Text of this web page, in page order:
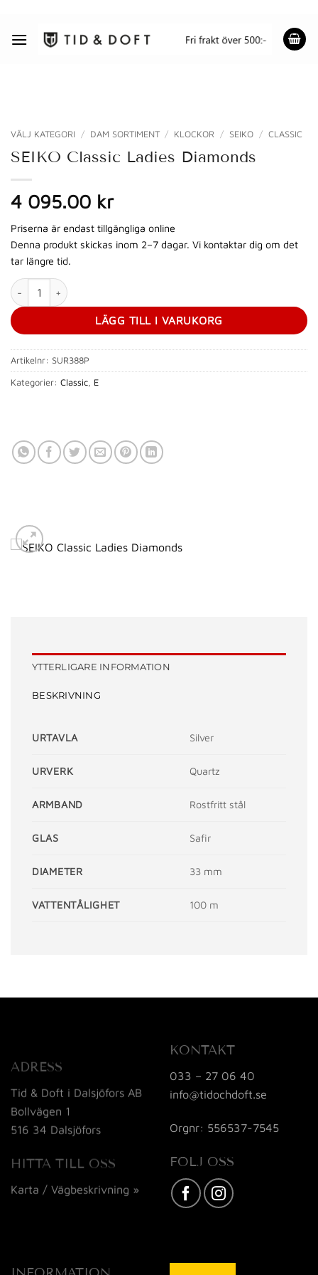
content
VÄLJ KATEGORI / DAM SORTIMENT / KLOCKOR / SEIKO / CLASSIC
SEIKO Classic Ladies Diamonds
4 095.00 kr
Priserna är endast tillgängliga online
Denna produkt skickas inom 2–7 dagar. Vi kontaktar dig om det
tar längre tid.
SEIKO Classic Ladies Diamonds mängd
LÄGG TILL I VARUKORG
Artikelnr: SUR388P
Kategorier: Classic, E
YTTERLIGARE INFORMATION
BESKRIVNING
URTAVLA Silver
URVERK Quartz
ARMBAND Rostfritt stål
GLAS Safir
DIAMETER 33 mm
VATTENTÅLIGHET 100 m
ADRESS
Tid & Doft i Dalsjöfors AB
Bollvägen 1
516 34 Dalsjöfors
HITTA TILL OSS
Karta / Vägbeskrivning »
KONTAKT
033 – 27 06 40
info@tidochdoft.se
Orgnr: 556537-7545
FÖLJ OSS